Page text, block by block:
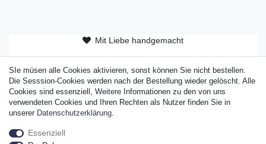
Mit Liebe handgemacht
Original Sylter Produkt
Widerrufs­recht
SIe müsen alle Cookies aktivieren, sonst können Sie nicht bestellen.
Die Sesssion-Cookies werden nach der Bestellung wieder gelöscht. Alle
Cookies sind essenziell, Weitere Informationen zu den von uns
verwendeten Cookies und Ihren Rechten als Nutzer finden Sie in
unserer Daten­schutz­erklärung.
Essenziell